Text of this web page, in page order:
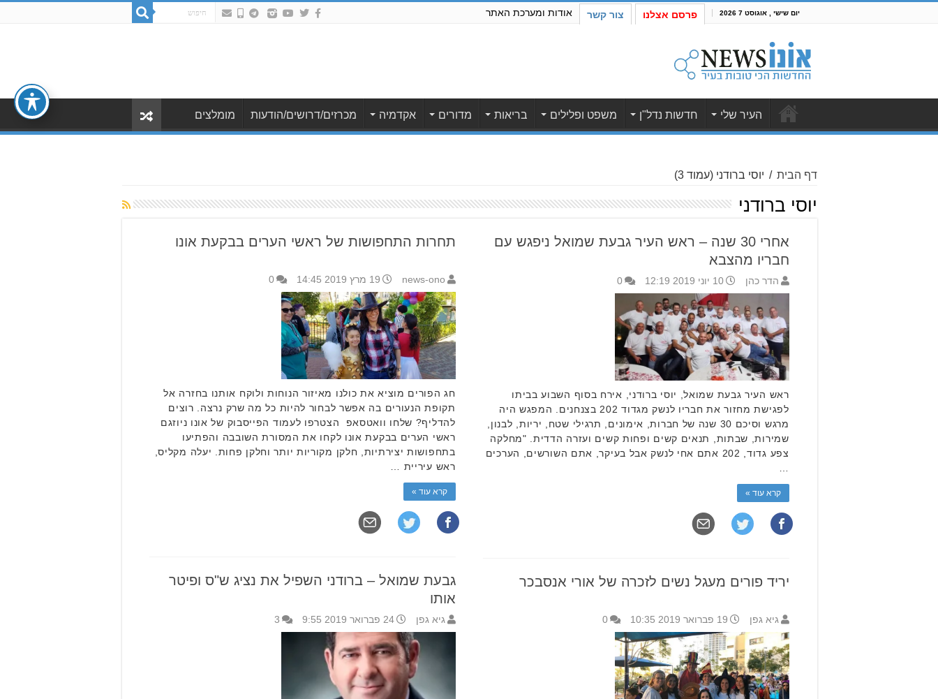
יום שישי , אוגוסט 7 2026 פרסם אצלנו צור קשר אודות ומערכת האתר
העיר שלי חדשות נדל"ן משפט ופלילים בריאות מדורים אקדמיה מכרזים/דרושים/הודעות מומלצים
דף הבית / יוסי ברודני (עמוד 3)
יוסי ברודני
אחרי 30 שנה – ראש העיר גבעת שמואל ניפגש עם
חבריו מהצבא
הדר כהן 10 יוני 2019 12:19 0
ראש העיר גבעת שמואל, יוסי ברודני, אירח בסוף השבוע בביתו
לפגישת מחזור את חבריו לנשק מגדוד 202 בצנחנים. המפגש היה
מרגש וסיכם 30 שנה של חברות, אימונים, תרגילי שטח, יריות, לבנון,
שמירות, שבתות, תנאים קשים ופחות קשים ועזרה הדדית. "מחלקה
צפע גדוד, 202 אתם אחי לנשק אבל בעיקר, אתם השורשים, הערכים
קרא עוד »
תחרות התחפושות של ראשי הערים בבקעת אונו
news-ono 19 מרץ 2019 14:45 0
חג הפורים מוציא את כולנו מאיזור הנוחות ולוקח אותנו בחזרה אל
תקופת הנעורים בה אפשר לבחור להיות כל מה שרק נרצה. רוצים
להדליף? שלחו וואטסאפ הצטרפו לעמוד הפייסבוק של אונו ניוזגם
ראשי הערים בבקעת אונו לקחו את המסורת השובבה והפתיעו
בתחפושות יצירתיות, חלקן מקוריות יותר וחלקן פחות. יעלה מקליס,
ראש עיריית …
קרא עוד »
גבעת שמואל – ברודני השפיל את נציג ש"ס ופיטר
אותו
גיא גפן 24 פברואר 2019 9:55 3
יריד פורים מעגל נשים לזכרה של אורי אנסבכר
גיא גפן 19 פברואר 2019 10:35 0